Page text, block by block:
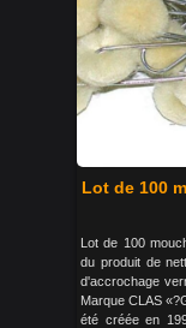
Lot de 100
Lot de 100
du produit de
d'accrochage
Marque CLAS
été créée en